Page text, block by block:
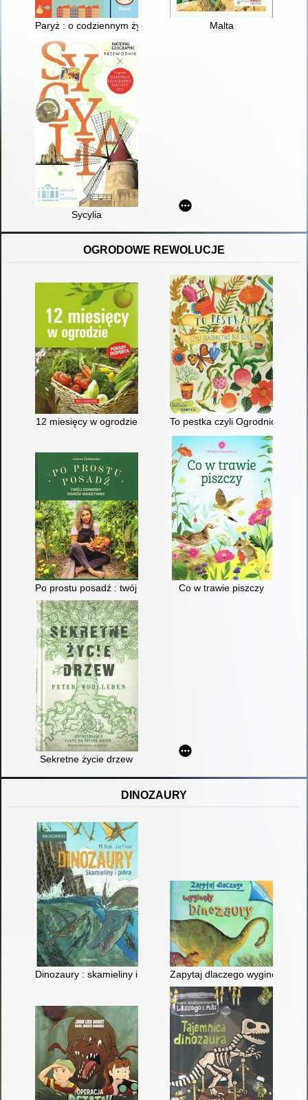
Paryż : o codziennym życiu nd Sekwaną z książką i bagietką
Malta
Sycylia
OGRODOWE REWOLUCJE
12 miesięcy w ogrodzie To pestka czyli Ogrodnictwo
Po prostu posadź : twój domowy ogród warzywny
Co w trawie piszczy
Sekretne życie drzew
DINOZAURY
Dinozaury : skamieliny i pióra Zapytaj dlaczego wyginęły